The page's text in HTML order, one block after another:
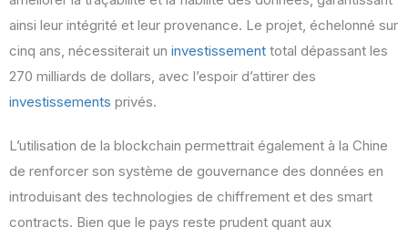
ainsi leur intégrité et leur provenance. Le projet, échelonné sur
cinq ans, nécessiterait un investissement total dépassant les
270 milliards de dollars, avec l’espoir d’attirer des
investissements privés.
L’utilisation de la blockchain permettrait également à la Chine
de renforcer son système de gouvernance des données en
introduisant des technologies de chiffrement et des smart
contracts. Bien que le pays reste prudent quant aux